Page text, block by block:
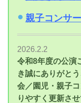
親子コンサ
2026.2.2
令和8年度の公演
き誠にありがと
会／園児・親子
りやすく更新さ